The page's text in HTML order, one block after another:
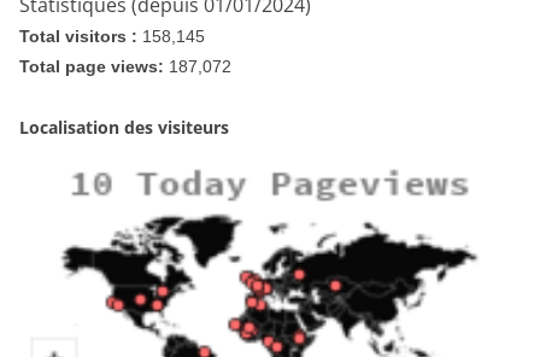
Total visitors : 158,145
Total page views: 187,072
Localisation des visiteurs